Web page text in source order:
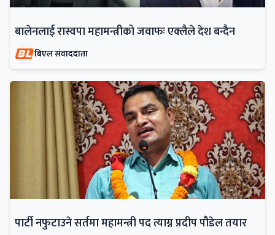
बालेनलाई रास्वपा महामन्त्रीको जवाफः एक्लैले देश बन्दैन
बिएल संवाददाता
पार्टी नफुटाउने सर्तमा महामन्त्री पद त्याग्न प्रदीप पौडेल तयार